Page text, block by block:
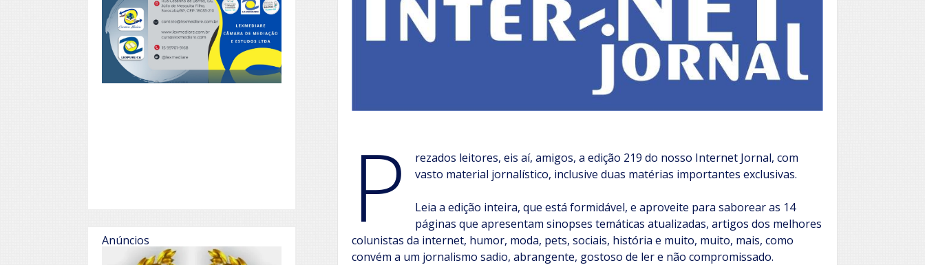
P
rezados leitores, eis aí, amigos, a edição 219 do nosso Internet Jornal, com
vasto material jornalístico, inclusive duas matérias importantes exclusivas.
Leia a edição inteira, que está formidável, e aproveite para saborear as 14
páginas que apresentam sinopses temáticas atualizadas, artigos dos melhores
colunistas da internet, humor, moda, pets, sociais, história e muito, muito, mais, como
convém a um jornalismo sadio, abrangente, gostoso de ler e não compromissado.
Anúncios